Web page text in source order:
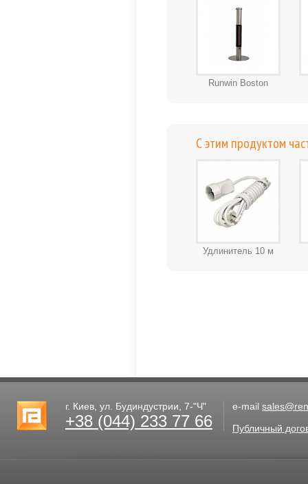
Runwin Boston
С этим продуктом
Удлинитель 10 м
г. Киев, ул. Будиндустрии, 7-"Ч"
+38 (044) 233 77 66
e-mail
Публичный